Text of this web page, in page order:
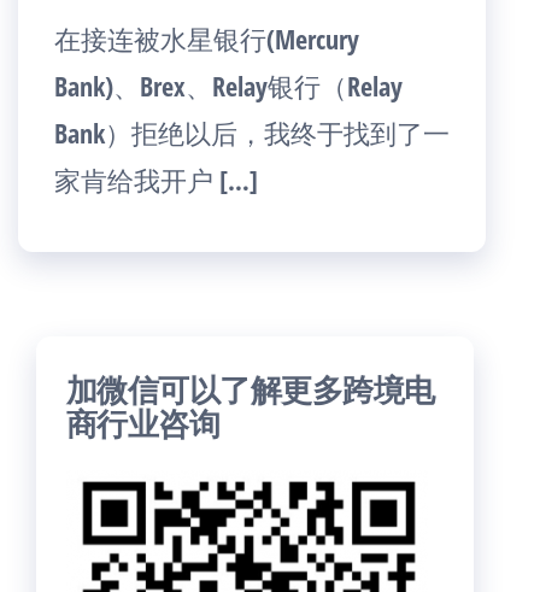
在接连被水星银行(Mercury
Bank)、Brex、Relay银行（Relay
Bank）拒绝以后，我终于找到了一
家肯给我开户 […]
加微信可以了解更多跨境电
商行业咨询